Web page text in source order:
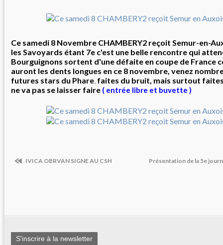
Ce samedi 8 Novembre CHAMBERY2 reçoit Semur-en-
les Savoyards étant 7e c'est une belle rencontre qui
Bourguignons sortent d'une défaite en coupe de France
auront les dents longues en ce 8 novembre, venez
futures stars du Phare, faites du bruit, mais surtout
ne va pas se laisser faire ( entrée libre et buvette )
IVICA OBRVAN SIGNE AU CSH Présentation de la 5e
S'inscrire à la newsletter